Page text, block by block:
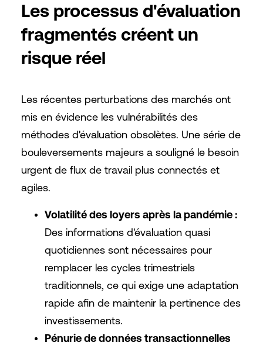
Les processus d'évaluation
fragmentés créent un
risque réel
Les récentes perturbations des marchés ont
mis en évidence les vulnérabilités des
méthodes d'évaluation obsolètes. Une série de
bouleversements majeurs a souligné le besoin
urgent de flux de travail plus connectés et
agiles.
Volatilité des loyers après la pandémie :
Des informations d'évaluation quasi
quotidiennes sont nécessaires pour
remplacer les cycles trimestriels
traditionnels, ce qui exige une adaptation
rapide afin de maintenir la pertinence des
investissements.
Pénurie de données transactionnelles